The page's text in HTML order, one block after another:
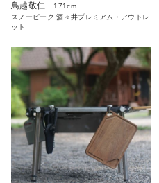
鳥越敬仁
171cm
スノーピーク 酒々井プレミアム・アウトレ
ット